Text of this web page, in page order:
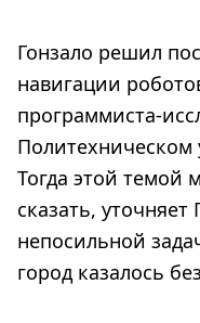
Гонзало решил
навигации
программиста-
Политехническом
Тогда этой темой
сказать,
непосильной
город казалось